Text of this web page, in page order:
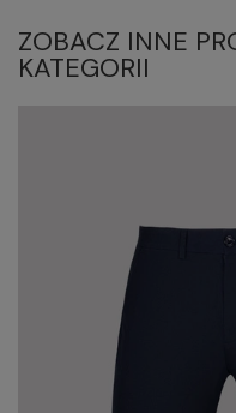
ZOBACZ INNE
KATEGORII